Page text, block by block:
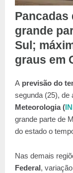
Pancadas
grande
Sul;
graus em
A previsão do
segunda (25), de
Meteorologia (
grande parte de
do estado o
Nas demais
Federal,